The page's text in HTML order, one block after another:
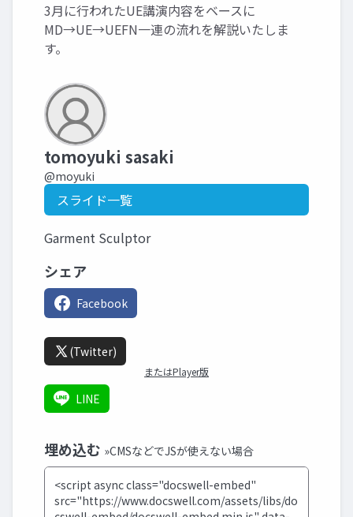
3月に行われたUE講演内容をベースに
MD→UE→UEFN一連の流れを解説いたしま
す。
tomoyuki sasaki
@moyuki
スライド一覧
Garment Sculptor
シェア
Facebook
(Twitter)
またはPlayer版
LINE
埋め込む »CMSなどでJSが使えない場合